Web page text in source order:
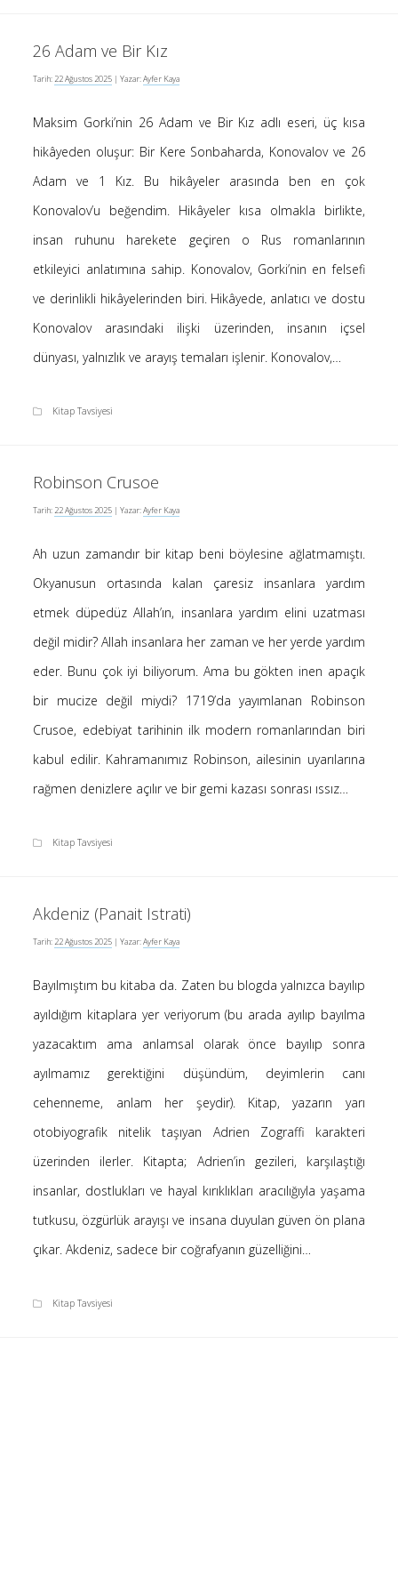
Bilim(8)
Bilişim(4)
Linux(4)
Düşünce Yazıları(19)
Film Tavsiyesi (52)
Kendime Düşünceler(4)
Kitap Tavsiyesi(47)
gerçek, seni özgür kılacak.
26 Adam ve Bir Kız
Tarih: 22 Ağustos 2025 | Yazar:Ayfer Kaya
Maksim Gorki’nin 26 Adam ve Bir Kız adlı eseri, üç kısa
hikâyeden oluşur: Bir Kere Sonbaharda, Konovalov ve 26
Adam ve 1 Kız. Bu hikâyeler arasında ben en çok
Konovalov’u beğendim. Hikâyeler kısa olmakla birlikte,
insan ruhunu harekete geçiren o Rus romanlarının
etkileyici anlatımına sahip. Konovalov, Gorki’nin en felsefi
ve derinlikli hikâyelerinden biri. Hikâyede, anlatıcı ve dostu
Konovalov arasındaki ilişki üzerinden, insanın içsel
dünyası, yalnızlık ve arayış temaları işlenir. Konovalov,…
Kitap Tavsiyesi
Robinson Crusoe
Tarih: 22 Ağustos 2025 | Yazar:Ayfer Kaya
Ah uzun zamandır bir kitap beni böylesine ağlatmamıştı.
Okyanusun ortasında kalan çaresiz insanlara yardım
etmek düpedüz Allah’ın, insanlara yardım elini uzatması
değil midir? Allah insanlara her zaman ve her yerde yardım
eder. Bunu çok iyi biliyorum. Ama bu gökten inen apaçık
bir mucize değil miydi? 1719’da yayımlanan Robinson
Crusoe, edebiyat tarihinin ilk modern romanlarından biri
kabul edilir. Kahramanımız Robinson, ailesinin uyarılarına
rağmen denizlere açılır ve bir gemi kazası sonrası ıssız…
Kitap Tavsiyesi
Akdeniz (Panait Istrati)
Tarih: 22 Ağustos 2025 | Yazar:Ayfer Kaya
Bayılmıştım bu kitaba da. Zaten bu blogda yalnızca bayılıp
ayıldığım kitaplara yer veriyorum (bu arada ayılıp bayılma
yazacaktım ama anlamsal olarak önce bayılıp sonra
ayılmamız gerektiğini düşündüm, deyimlerin canı
cehenneme, anlam her şeydir). Kitap, yazarın yarı
otobiyografik nitelik taşıyan Adrien Zograffi karakteri
üzerinden ilerler. Kitapta; Adrien’in gezileri, karşılaştığı
insanlar, dostlukları ve hayal kırıklıkları aracılığıyla yaşama
tutkusu, özgürlük arayışı ve insana duyulan güven ön plana
çıkar. Akdeniz, sadece bir coğrafyanın güzelliğini…
Kitap Tavsiyesi